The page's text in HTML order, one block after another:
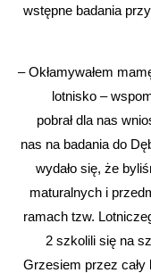
wstępne badania
– Okłamywałem
lotnisko –
pobrał dla nas
nas na badania do
wydało się, że
maturalnych i
ramach tzw.
2 szkolili się na
Grzesiem przez